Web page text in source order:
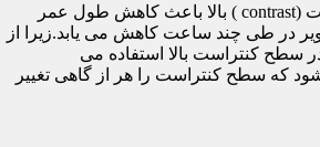
استفاده از سطح کنتراست (contrast ) بالا باعث کاهش طول عمر
در طی چند ساعت کاهش می یابد.زیرا از
سطح کنتراست بالا استفاده می
که سطح کنتراست را هر از گاهی تغییر